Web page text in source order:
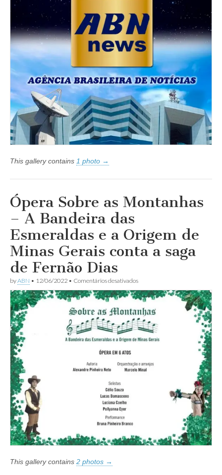
This gallery contains 1 photo →
Ópera Sobre as Montanhas
– A Bandeira das
Esmeraldas e a Origem de
Minas Gerais conta a saga
de Fernão Dias
byABN • 12/06/2022 • Comentários desativadosem
Sobre
as
Montanhas
–
A
Bandeira
das
a
Fernão
Dias
This gallery contains 2 photos →